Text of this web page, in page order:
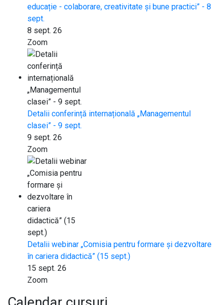
educație - colaborare, creativitate și bune practici” - 8
sept.
8 sept. 26
Zoom
Detalii conferință internațională „Managementul
clasei” - 9 sept.
9 sept. 26
Zoom
Detalii webinar „Comisia pentru formare și dezvoltare
în cariera didactică” (15 sept.)
15 sept. 26
Zoom